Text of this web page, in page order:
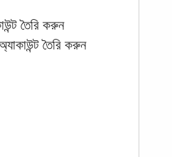
তৈরি করুন
তৈরি করুন